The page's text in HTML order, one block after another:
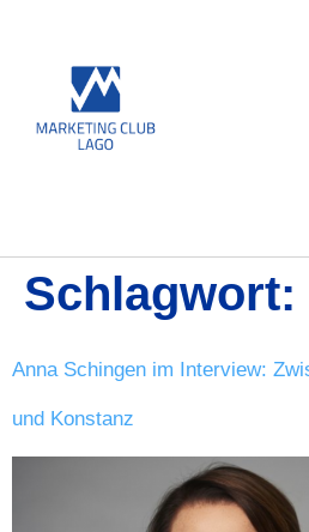
Schlagwort:
Anna Schingen im Interview:
und Konstanz